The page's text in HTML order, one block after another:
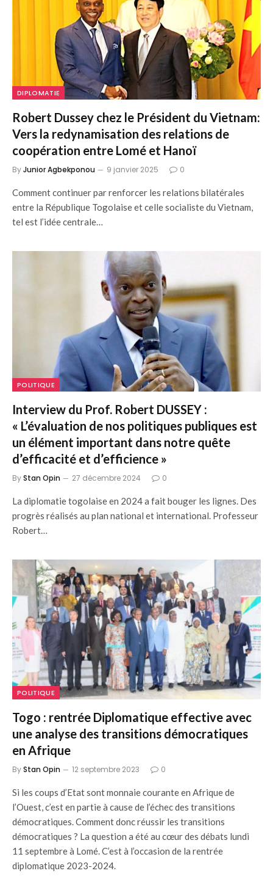
DIPLOMATIE
Robert Dussey chez le Président du Vietnam:
Vers la redynamisation des relations de
coopération entre Lomé et Hanoï
ByJunior Agbekponou 9 janvier 2025 0
Comment continuer par renforcer les relations bilatérales
entre la République Togolaise et celle socialiste du Vietnam,
tel est l’idée centrale…
POLITIQUE
Interview du Prof. Robert DUSSEY :
« L’évaluation de nos politiques publiques est
un élément important dans notre quête
d’efficacité et d’efficience »
ByStan Opin 27 décembre 2024 0
La diplomatie togolaise en 2024 a fait bouger les lignes. Des
progrès réalisés au plan national et international. Professeur
Robert…
POLITIQUE
Togo : rentrée Diplomatique effective avec
une analyse des transitions démocratiques
en Afrique
ByStan Opin 12 septembre 2023 0
Si les coups d’Etat sont monnaie courante en Afrique de
l’Ouest, c’est en partie à cause de l’échec des transitions
démocratiques. Comment donc réussir les transitions
démocratiques ? La question a été au cœur des débats lundi
11 septembre à Lomé. C’est à l’occasion de la rentrée
diplomatique 2023-2024.